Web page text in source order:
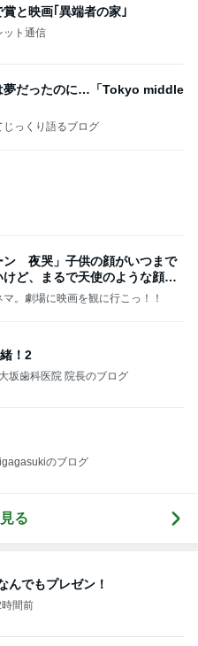
ストコクッキー
前
足りない新作
1日前
ンセル分解放
だれ付き素麺